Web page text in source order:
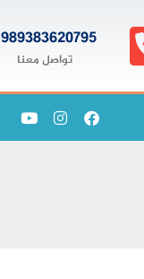
989383620795+
تواصل معنا